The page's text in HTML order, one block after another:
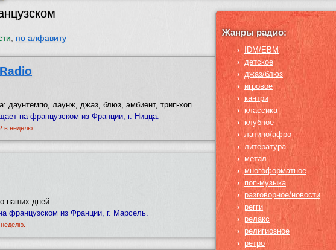
по алфавиту
даунтемпо, лаунж, джаз, блюз, эмбиент, трип-хоп.
на французском из Франции, г. Ницца.
в неделю.
наших дней.
французском из Франции, г. Марсель.
Жанры радио:
›
IDM/EBM
› детское
› джаз/блюз
› игровое
› кантри
› классика
› клубное
› латино/афро
› литература
› метал
› многоформатное
› поп-музыка
› разговорное/новости
› регги
› релакс
› религиозное
› ретро